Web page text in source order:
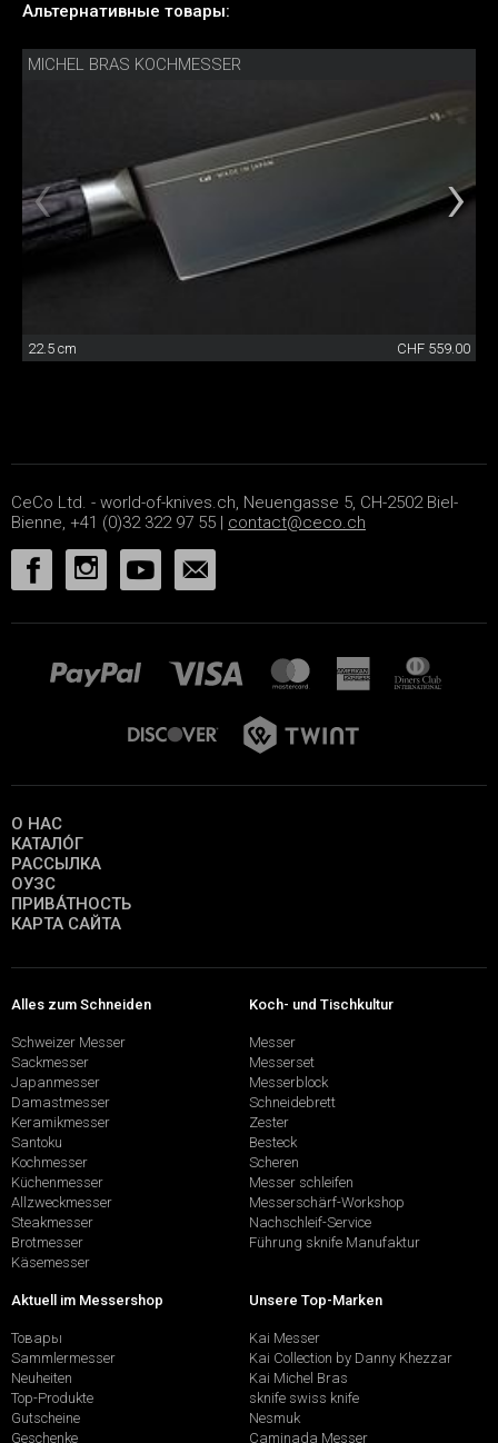
Альтернативные товары:
MICHEL BRAS KOCHMESSER
22.5 cm CHF 559.00
CeCo Ltd. - world-of-knives.ch, Neuengasse 5, CH-2502 Biel-
Bienne, +41 (0)32 322 97 55 | contact@ceco.ch
О НАС
КАТАЛО́Г
РАССЫЛКА
ОУЗС
ПРИВА́ТНОСТЬ
КАРТА САЙТА
Alles zum Schneiden
Schweizer Messer
Sackmesser
Japanmesser
Damastmesser
Keramikmesser
Santoku
Kochmesser
Küchenmesser
Allzweckmesser
Steakmesser
Brotmesser
Käsemesser
Koch- und Tischkultur
Messer
Messerset
Messerblock
Schneidebrett
Zester
Besteck
Scheren
Messer schleifen
Messerschärf-Workshop
Nachschleif-Service
Führung sknife Manufaktur
Aktuell im Messershop
Товары
Sammlermesser
Neuheiten
Top-Produkte
Gutscheine
Geschenke
Unsere Top-Marken
Kai Messer
Kai Collection by Danny Khezzar
Kai Michel Bras
sknife swiss knife
Nesmuk
Caminada Messer